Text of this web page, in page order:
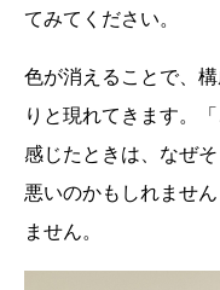
てみてください。
色が消えることで、
りと現れてきます。
感じたときは、なぜ
悪いのかもしれませ
ません。